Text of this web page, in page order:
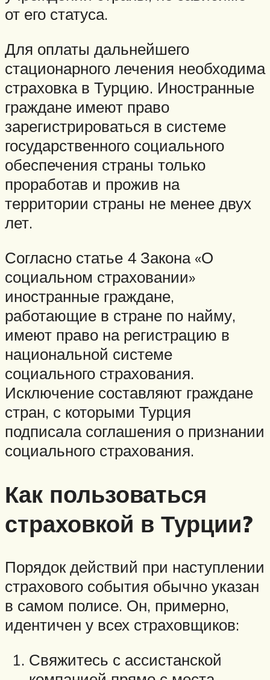
от его статуса.
Для оплаты дальнейшего
стационарного лечения необходима
страховка в Турцию. Иностранные
граждане имеют право
зарегистрироваться в системе
государственного социального
обеспечения страны только
проработав и прожив на
территории страны не менее двух
лет.
Согласно статье 4 Закона «О
социальном страховании»
иностранные граждане,
работающие в стране по найму,
имеют право на регистрацию в
национальной системе
социального страхования.
Исключение составляют граждане
стран, с которыми Турция
подписала соглашения о признании
социального страхования.
Как пользоваться
страховкой в Турции?
Порядок действий при наступлении
страхового события обычно указан
в самом полисе. Он, примерно,
идентичен у всех страховщиков:
Свяжитесь с ассистанской